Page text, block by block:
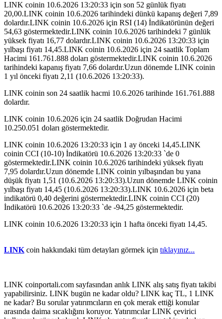
LINK coinin 10.6.2026 13:20:33 için son 52 günlük fiyatı
20,00.LINK coinin 10.6.2026 tarihindeki dünkü kapanış değeri 7,89
dolardır.LINK coinin 10.6.2026 için RSI (14) İndikatörünün değeri
54,63 göstermektedir.LINK coinin 10.6.2026 tarihindeki 7 günlük
yüksek fiyatı 16,77 dolardır.LINK coinin 10.6.2026 13:20:33 için
yılbaşı fiyatı 14,45.LINK coinin 10.6.2026 için 24 saatlik Toplam
Hacimi 161.761.888 doları göstermektedir.LINK coinin 10.6.2026
tarihindeki kapanış fiyatı 7,66 dolardır.Uzun dönemde LINK coinin
1 yıl önceki fiyatı 2,11 (10.6.2026 13:20:33).
LINK coinin son 24 saatlik hacmi 10.6.2026 tarihinde 161.761.888
dolardır.
LINK coinin 10.6.2026 için 24 saatlik Doğrudan Hacimi
10.250.051 doları göstermektedir.
LINK coinin 10.6.2026 13:20:33 için 1 ay önceki 14,45.LINK
coinin CCI (10-10) İndikatörü 10.6.2026 13:20:33 `de 0
göstermektedir.LINK coinin 10.6.2026 tarihindeki yüksek fiyatı
7,95 dolardır.Uzun dönemde LINK coinin yılbaşından bu yana
düşük fiyatı 1,51 (10.6.2026 13:20:33).Uzun dönemde LINK coinin
yılbaşı fiyatı 14,45 (10.6.2026 13:20:33).LINK 10.6.2026 için beta
indikatörü 0,40 değerini göstermektedir.LINK coinin CCI (20)
İndikatörü 10.6.2026 13:20:33 `de -94,25 göstermektedir.
LINK coinin 10.6.2026 13:20:33 için 1 hafta önceki fiyatı 14,45.
LINK coin hakkındaki tüm detayları görmek için tıklayınız...
LINK coinportali.com sayfasından anlık LINK alış satış fiyatı takibi
yapabilirsiniz. LINK bugün ne kadar oldu? LINK kaç TL, 1 LINK
ne kadar? Bu sorular yatırımcıların en çok merak ettiği konular
arasında daima sıcaklığını koruyor. Yatırımcılar LINK çevirici